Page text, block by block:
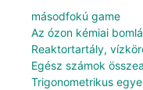
másodfokú game
Az ózon kémiai
Reaktortartály,
Egész számok
Trigonometrikus